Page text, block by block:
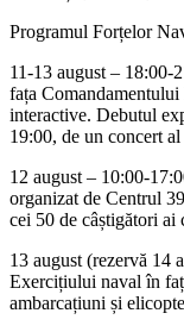
Programul Forțelor
11-13 august – 18:00-
fața
interactive. Debutul
19:00, de un concert
12 august – 10:00-
organizat de Centrul
cei 50 de câștigători
13 august (rezervă 14
Exercițiului naval în
ambarcațiuni și